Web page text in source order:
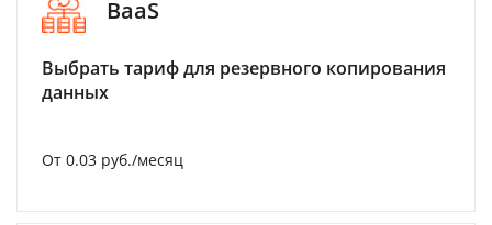
BaaS
Выбрать тариф для резервного копирования
данных
От 0.03 руб./месяц